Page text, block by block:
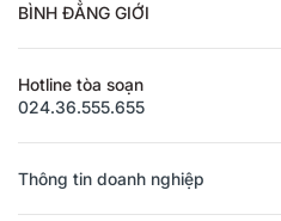
BÌNH ĐẲNG GIỚI
Hotline tòa soạn
024.36.555.655
Thông tin doanh nghiệp